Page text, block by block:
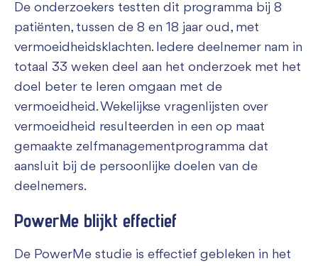
De onderzoekers testten dit programma bij 8
patiënten, tussen de 8 en 18 jaar oud, met
vermoeidheidsklachten. Iedere deelnemer nam in
totaal 33 weken deel aan het onderzoek met het
doel beter te leren omgaan met de
vermoeidheid. Wekelijkse vragenlijsten over
vermoeidheid resulteerden in een op maat
gemaakte zelfmanagementprogramma dat
aansluit bij de persoonlijke doelen van de
deelnemers.
PowerMe blijkt effectief
De PowerMe studie is effectief gebleken in het